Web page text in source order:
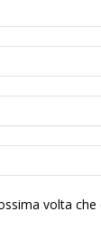
volta